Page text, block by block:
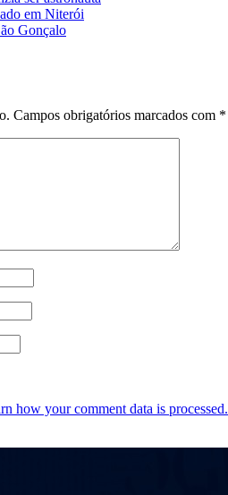
em Niterói
Gonçalo
Campos obrigatórios marcados com *
how your comment data is processed.